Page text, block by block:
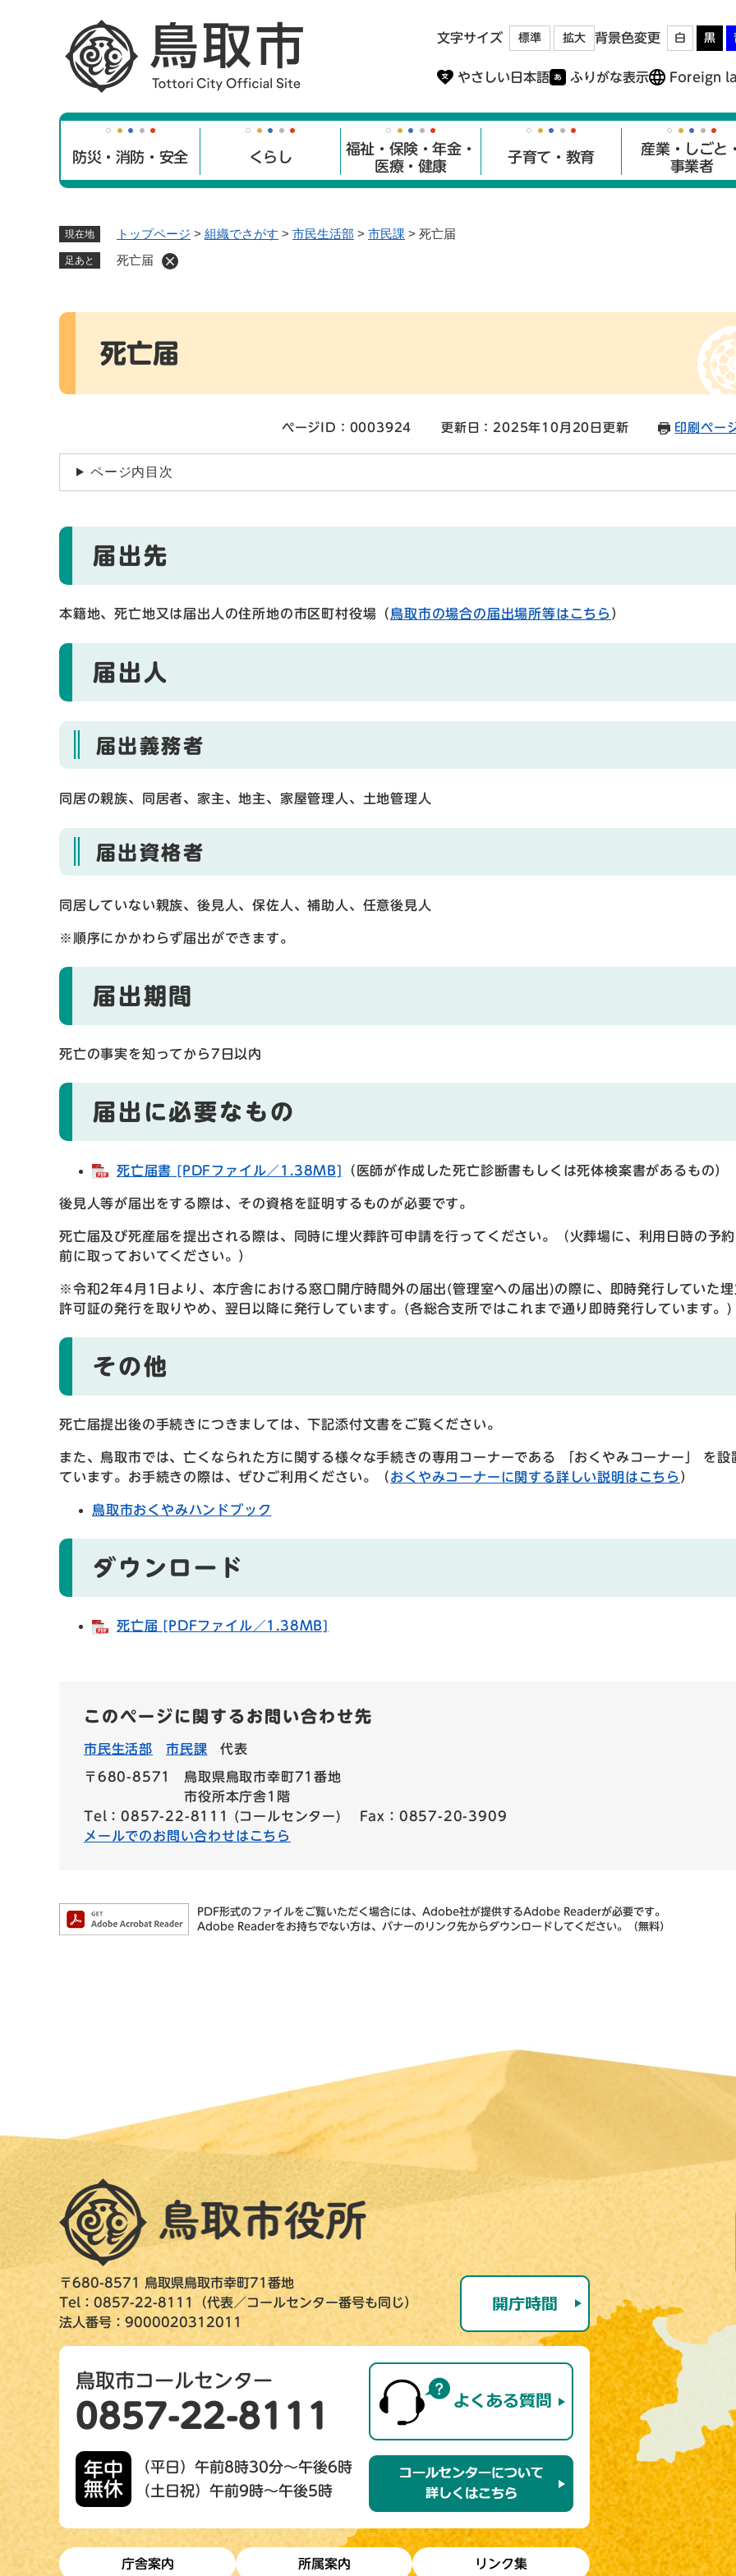
文字サイズ 標準 拡大 背景色変更 白 黒
やさしい日本語 ふりがな表示 Foreign
防災・消防・安全 くらし
福祉・保険・年金・
医療・健康
子育て・教育
産業・しごと・
事業者
現在地 トップページ > 組織でさがす > 市民生活部 > 市民課 > 死亡届
足あと 死亡届
本
死亡届
ページID：0003924 更新日：2025年10月20日更新 印刷ペー
ページ内目次
届出先
本籍地、死亡地又は届出人の住所地の市区町村役場（ 鳥取市の場合の届出場所等はこちら ）
届出人
届出義務者
同居の親族、同居者、家主、地主、家屋管理人、土地管理人
届出資格者
同居していない親族、後見人、保佐人、補助人、任意後見人
※順序にかかわらず届出ができます。
届出期間
死亡の事実を知ってから7日以内
届出に必要なもの
死亡届書 [PDFファイル／1.38MB] （医師が作成した死亡診断書もしくは死体検案書があるもの）
後見人等が届出をする際は、その資格を証明するものが必要です。
死亡届及び死産届を提出される際は、同時に埋火葬許可申請を行ってください。（火葬場に、利用日時の予
前に取っておいてください。）
※令和2年4月1日より、本庁舎における窓口開庁時間外の届出(管理室への届出)の際に、即時発行していた埋
許可証の発行を取りやめ、翌日以降に発行しています。(各総合支所ではこれまで通り即時発行しています。)
その他
死亡届提出後の手続きにつきましては、下記添付文書をご覧ください。
また、鳥取市では、亡くなられた方に関する様々な手続きの専用コーナーである 「おくやみコーナー」 を設
ています。お手続きの際は、ぜひご利用ください。（ おくやみコーナーに関する詳しい説明はこちら ）
鳥取市おくやみハンドブック
ダウンロード
死亡届 [PDFファイル／1.38MB]
このページに関するお問い合わせ先
市民生活部 市民課 代表
〒680-8571
鳥取県鳥取市幸町71番地
市役所本庁舎1階
Tel：0857-22-8111 (コールセンター)
Fax：0857-20-3909
メールでのお問い合わせはこちら
PDF形式のファイルをご覧いただく場合には、Adobe社が提供するAdobe Readerが必要です。
Adobe Readerをお持ちでない方は、バナーのリンク先からダウンロードしてください。（無料）
〒680-8571 鳥取県鳥取市幸町71番地
Tel：0857-22-8111（代表／コールセンター番号も同じ）
法人番号：9000020312011
鳥取市コールセンター
0857-22-8111
年中
無休
（平日）午前8時30分～午後6時
（土日祝）午前9時～午後5時
庁舎案内 所属案内 リンク集